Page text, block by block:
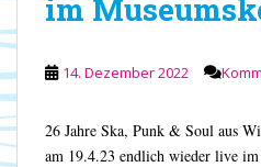
im
14. Dezember 2022
26 Jahre Ska, Punk & Soul aus
am 19.4.23 endlich wieder live